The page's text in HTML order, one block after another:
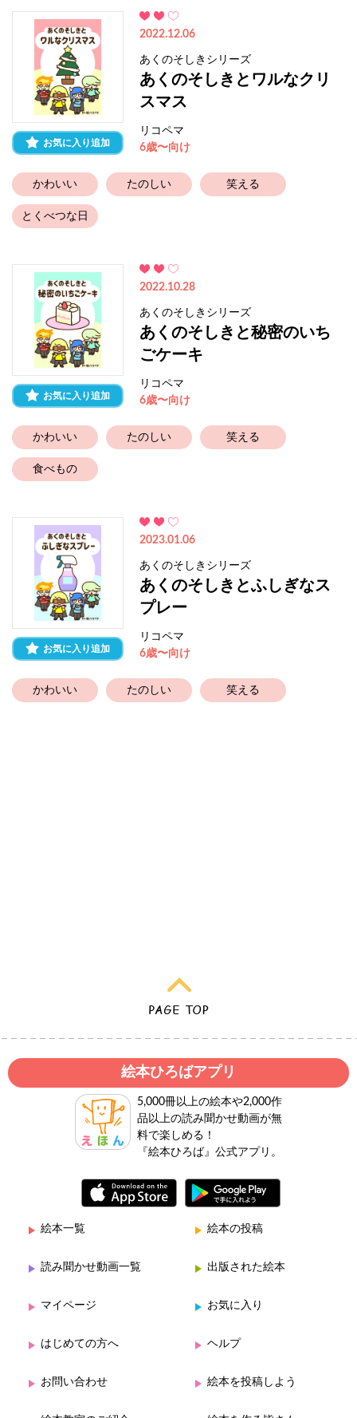
お気に入り追加
2022.12.06
あくのそしきシリーズ
あくのそしきとワルなクリ
スマス
リコペマ
6歳〜向け
かわいい たのしい 笑える
とくべつな日
お気に入り追加
2022.10.28
あくのそしきシリーズ
あくのそしきと秘密のいち
ごケーキ
リコペマ
6歳〜向け
かわいい たのしい 笑える
食べもの
お気に入り追加
2023.01.06
あくのそしきシリーズ
あくのそしきとふしぎなス
プレー
リコペマ
6歳〜向け
かわいい たのしい 笑える
絵本ひろばアプリ
5,000冊以上の絵本や2,000作
品以上の読み聞かせ動画が無
料で楽しめる！
『絵本ひろば』公式アプリ。
絵本一覧 絵本の投稿
読み聞かせ動画一覧 出版された絵本
マイページ お気に入り
はじめての方へ ヘルプ
お問い合わせ 絵本を投稿しよう